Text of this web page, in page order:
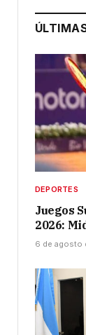
DEPORTES
Juegos
2026:
6 de agosto